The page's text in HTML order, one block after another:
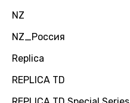
NZ
NZ_Россия
Replica
REPLICA TD